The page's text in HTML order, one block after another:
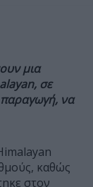
μια
σε
παραγωγή, να
καθώς
στον